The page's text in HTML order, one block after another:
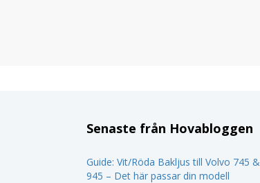
Senaste från Hovabloggen
Guide: Vit/Röda Bakljus till Volvo 745 &
945 – Det här passar din modell